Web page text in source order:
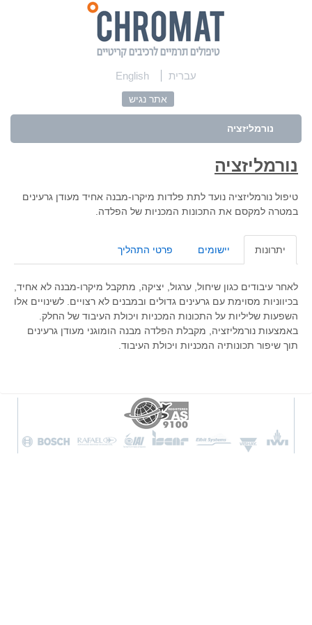
English עברית
אתר נגיש
נורמליזציה
נורמליזציה
טיפול נורמליזציה נועד לתת פלדות מיקרו-מבנה אחיד מעודן גרעינים
במטרה למקסם את התכונות המכניות של הפלדה.
יתרונות יישומים פרטי התהליך
לאחר עיבודים כגון שיחול, ערגול, יציקה, מתקבל מיקרו-מבנה לא אחיד,
בכיווניות מסוימת עם גרעינים גדולים ובמבנים לא רצויים. לשינויים אלו
השפעות שליליות על התכונות המכניות ויכולת העיבוד של החלק.
באמצעות נורמליזציה, מקבלת הפלדה מבנה הומוגני מעודן גרעינים
תוך שיפור תכונותיה המכניות ויכולת העיבוד.